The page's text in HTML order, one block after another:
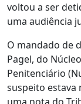
voltou a ser
uma audiência
O mandado de
Pagel, do
Penitenciário
suspeito estava